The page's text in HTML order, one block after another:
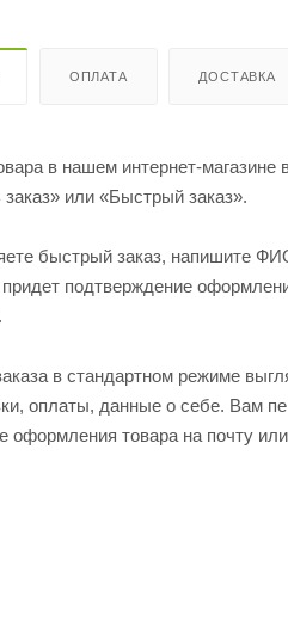
ОПЛАТА ДОСТАВКА
в нашем интернет-
или «Быстрый заказ».
быстрый заказ, напишите
придет подтверждение
в стандартном режиме
оплаты, данные о себе. Вам
оформления товара на почту